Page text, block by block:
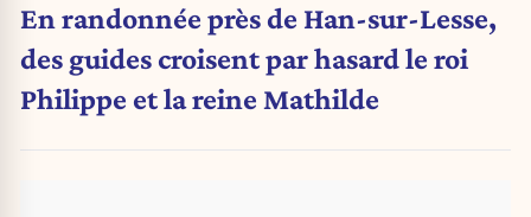
En randonnée près de Han-sur-Lesse,
des guides croisent par hasard le roi
Philippe et la reine Mathilde